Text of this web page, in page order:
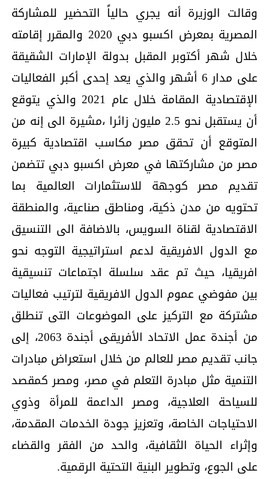
وقالت الوزيرة أنه يجري حالياً التحضير للمشاركة
المصرية بمعرض اكسبو دبي 2020 والمقرر إقامته
خلال شهر أكتوبر المقبل بدولة الإمارات الشقيقة
على مدار 6 أشهر والذي يعد إحدى أكبر الفعاليات
الإقتصادية المقامة خلال عام 2021 والذي يتوقع
أن يستقبل نحو 2.5 مليون زائرا ،مشيرة الى إنه من
المتوقع أن تحقق مصر مكاسب اقتصادية كبيرة
مصر من مشاركتها في معرض اكسبو دبي تتضمن
تقديم مصر كوجهة للاستثمارات العالمية بما
تحتويه من مدن ذكية، ومناطق صناعية، والمنطقة
الاقتصادية لقناة السويس، بالاضافة الى التنسيق
مع الدول الافريقية لدعم استراتيجية التوجه نحو
افريقيا، حيث تم عقد سلسلة اجتماعات تنسيقية
بين مفوضي عموم الدول الافريقية لترتيب فعاليات
مشتركة مع التركيز على الموضوعات التى تنطلق
من أجندة عمل الاتحاد الأفريقى أجندة 2063، إلى
جانب تقديم مصر للعالم من خلال استعراض مبادرات
التنمية مثل مبادرة التعلم في مصر، ومصر كمقصد
للسياحة العلاجية، ومصر الداعمة للمرأة وذوي
الاحتياجات الخاصة، وتعزيز جودة الخدمات المقدمة،
وإثراء الحياة الثقافية، والحد من الفقر والقضاء
على الجوع، وتطوير البنية التحتية الرقمية.